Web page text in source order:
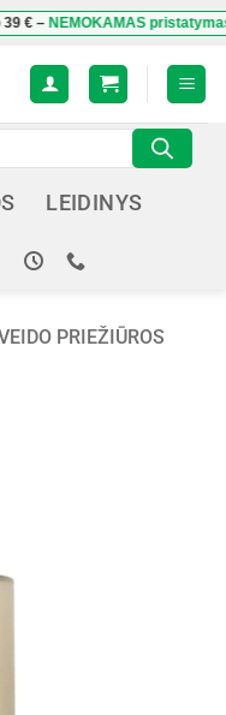
NEMOKAMAS pristatymas
LEIDINYS
PRIEŽIŪROS